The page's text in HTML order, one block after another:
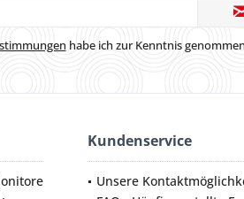
habe ich zur Kenntnis
Kundenservice
Unsere